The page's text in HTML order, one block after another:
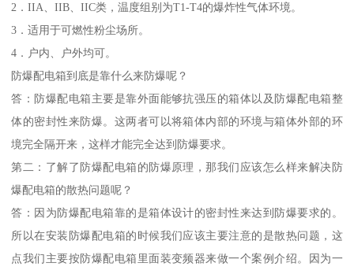
2．IIA、IIB、IIC类，温度组别为T1-T4的爆炸性气体环境。
3．适用于可燃性粉尘场所。
4．户内、户外均可。
防爆配电箱到底是靠什么来防爆呢？
答：防爆配电箱主要是靠外面能够抗强压的箱体以及防爆配电箱整
体的密封性来防爆。这两者可以将箱体内部的环境与箱体外部的环
境完全隔开来，这样才能完全达到防爆要求。
第二：了解了防爆配电箱的防爆原理，那我们应该怎么样来解决防
爆配电箱的散热问题呢？
答：因为防爆配电箱靠的是箱体设计的密封性来达到防爆要求的。
所以在安装防爆配电箱的时候我们应该主要注意的是散热问题，这
点我们主要按防爆配电箱里面装变频器来做一个案例介绍。因为一